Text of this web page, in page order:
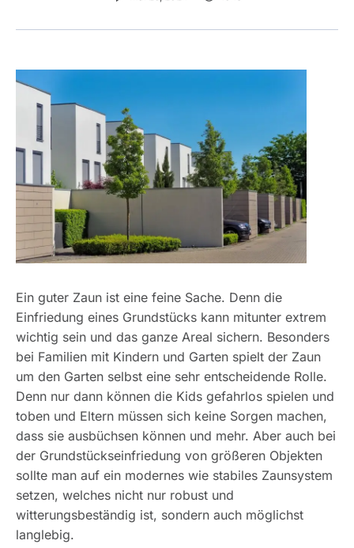
Ein guter Zaun ist eine feine Sache. Denn die
Einfriedung eines Grundstücks kann mitunter extrem
wichtig sein und das ganze Areal sichern. Besonders
bei Familien mit Kindern und Garten spielt der Zaun
um den Garten selbst eine sehr entscheidende Rolle.
Denn nur dann können die Kids gefahrlos spielen und
toben und Eltern müssen sich keine Sorgen machen,
dass sie ausbüchsen können und mehr. Aber auch bei
der Grundstückseinfriedung von größeren Objekten
sollte man auf ein modernes wie stabiles Zaunsystem
setzen, welches nicht nur robust und
witterungsbeständig ist, sondern auch möglichst
langlebig.